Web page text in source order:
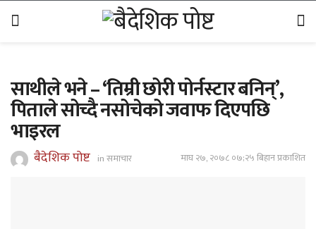
साथीले भने – ‘तिम्री छोरी पोर्नस्टार बनिन्’,
पिताले सोच्दै नसोचेको जवाफ दिएपछि
भाइरल
बैदेशिक पोष्ट inसमाचार माघ २७, २०७८ ०७;२५ बिहान प्रकाशित